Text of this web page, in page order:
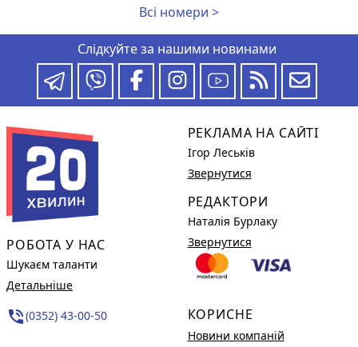
Всі номери >
Слідкуйте за нашими новинами
РОБОТА У НАС
Шукаєм таланти
Детальніше
phone_in_talk(0352) 43-00-50
РЕКЛАМА НА САЙТІ
Ігор Леськів
Звернутися
РЕДАКТОРИ
Наталія Бурлаку
Звернутися
КОРИСНЕ
Новини компаній